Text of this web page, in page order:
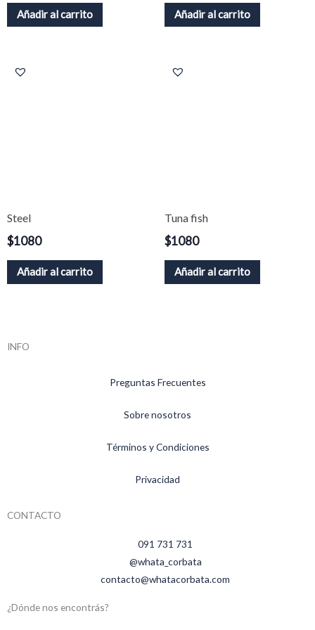
Añadir al carrito Añadir al carrito
Steel
$1080
Añadir al carrito
Tuna fish
$1080
Añadir al carrito
INFO
Preguntas Frecuentes
Sobre nosotros
Términos y Condiciones
Privacidad
CONTACTO
091 731 731
@whata_corbata
contacto@whatacorbata.com
¿Dónde nos encontrás?